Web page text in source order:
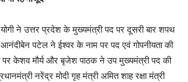
ने उत्तर प्रदेश के मुख्यमंत्री पद पर दूसरी बार शपथ
आनंदीबेन पटेल ने ईश्वर के नाम पर पद एवं गोपनीयता की
केशव मौर्य और बृजेश पाठक ने उप मुख्यमंत्री पद की
नरेंद्र मोदी गृह मंत्री अमित शाह रक्षा मंत्री